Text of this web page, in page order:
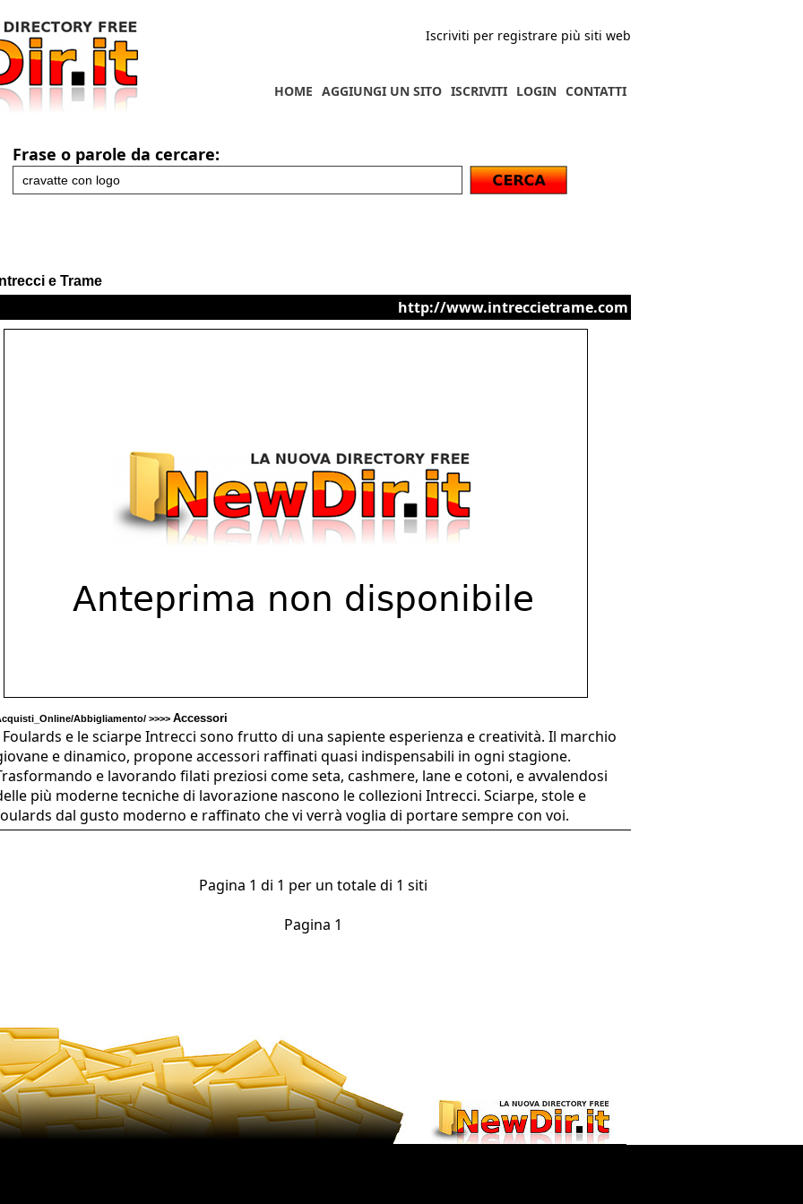
Iscriviti per registrare più siti web
CONTATTI
LOGIN
ISCRIVITI
AGGIUNGI UN SITO
HOME
Frase o parole da cercare:
e Trame
http://www.intreccietrame.com
Abbigliamento/ >>>> Accessori
e le sciarpe Intrecci sono frutto di una sapiente esperienza e creatività. Il marchio
e dinamico, propone accessori raffinati quasi indispensabili in ogni stagione.
e lavorando filati preziosi come seta, cashmere, lane e cotoni, e avvalendosi
più moderne tecniche di lavorazione nascono le collezioni Intrecci. Sciarpe, stole e
dal gusto moderno e raffinato che vi verrà voglia di portare sempre con voi.
Pagina 1 di 1 per un totale di 1 siti
Pagina 1